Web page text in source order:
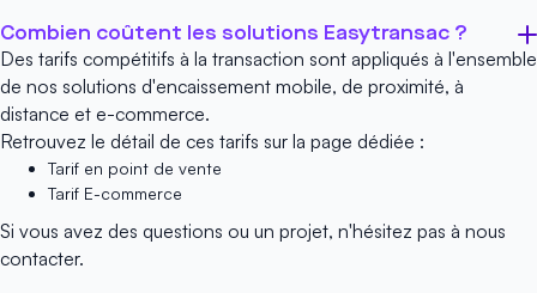
Combien coûtent les solutions Easytransac ?
Des tarifs compétitifs à la transaction sont appliqués à l'ensemble
de nos solutions d'encaissement mobile, de proximité, à
distance et e-commerce.
Retrouvez le détail de ces tarifs sur la page dédiée :
Tarif en point de vente
Tarif E-commerce
Si vous avez des questions ou un projet, n'hésitez pas à nous
contacter.